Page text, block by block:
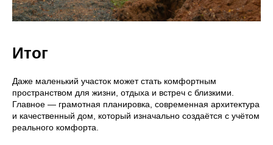
Итог
Даже маленький участок может стать комфортным
пространством для жизни, отдыха и встреч с близкими.
Главное — грамотная планировка, современная архитектура
и качественный дом, который изначально создаётся с учётом
реального комфорта.